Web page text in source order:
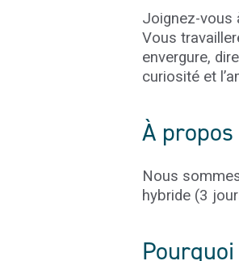
Joignez-vous
Vous
envergure,
curiosité et
À
Nous
hybride (3